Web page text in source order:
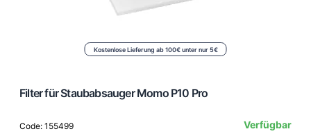
Kostenlose Lieferung ab 100€ unter nur 5€
Filter für Staubabsauger Momo P10 Pro
Code: 155499
Verfügbar